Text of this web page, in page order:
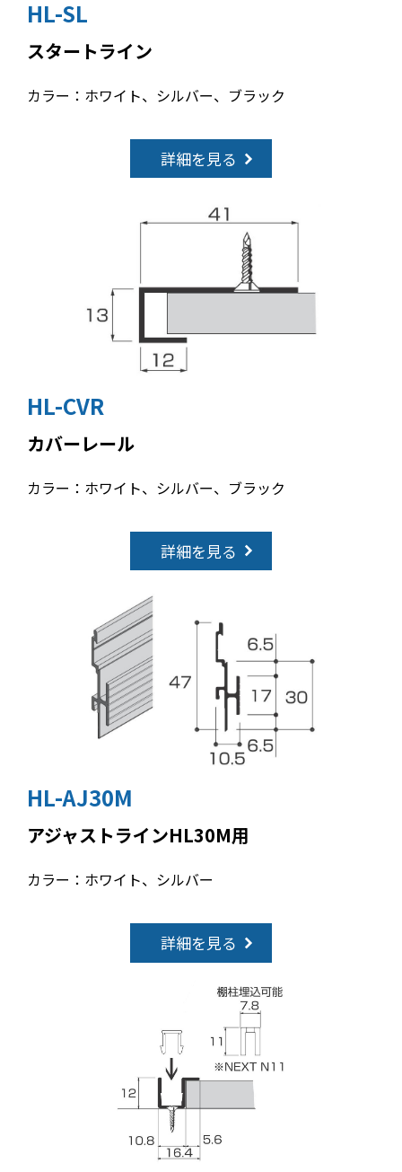
HL-SL
スタートライン
カラー：ホワイト、シルバー、ブラック
詳細を見る
HL-CVR
カバーレール
カラー：ホワイト、シルバー、ブラック
詳細を見る
HL-AJ30M
アジャストラインHL30M用
カラー：ホワイト、シルバー
詳細を見る